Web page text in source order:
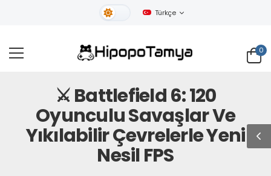
Gündüz Tema
Türkçe
0
⚔️ Battlefield 6: 120
Oyunculu Savaşlar Ve
Yıkılabilir Çevrelerle Yeni
Nesil FPS